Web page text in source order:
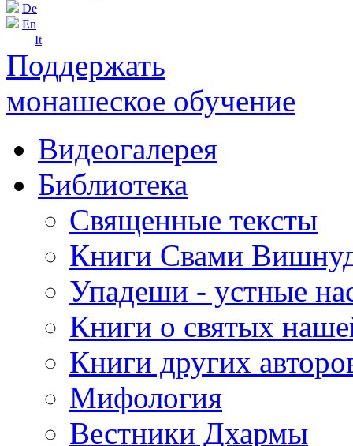
De
En
It
Поддержать
монашеское обучение
Видеогалерея
Библиотека
Священные тексты
Книги Свами
Упадеши - устные
Книги о святых
Книги других
Мифология
Вестники Дхармы